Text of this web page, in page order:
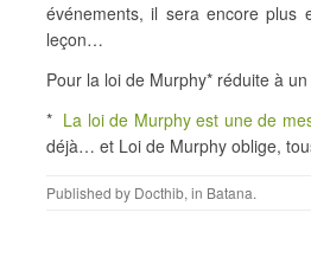
événements, il sera encore plus
leçon…
Pour la loi de Murphy* réduite à
* La loi de Murphy est une de
déjà… et Loi de Murphy oblige,
Published by Docthib, in Batana.